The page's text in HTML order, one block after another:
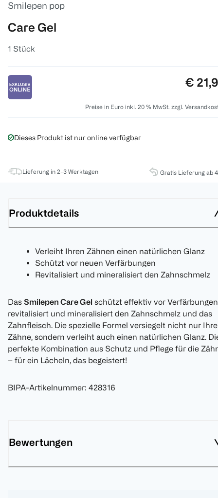
Smilepen pop
Care Gel
1 Stück
Preis:
€
Preise in Euro inkl. 20 % MwSt. zzgl.
Dieses Produkt ist nur online verfügbar
Lieferung in 2-3 Werktagen Gratis Lieferung ab
Produktdetails
Verleiht Ihren Zähnen einen natürlichen Glanz
Schützt vor neuen Verfärbungen
Revitalisiert und mineralisiert den Zahnschmelz
Das Smilepen Care Gel schützt effektiv vor
revitalisiert und mineralisiert den Zahnschmelz und das
Zahnfleisch. Die spezielle Formel versiegelt nicht nur Ihre
Zähne, sondern verleiht auch einen natürlichen Glanz.
perfekte Kombination aus Schutz und Pflege für die
– für ein Lächeln, das begeistert!
BIPA-Artikelnummer: 428316
Bewertungen